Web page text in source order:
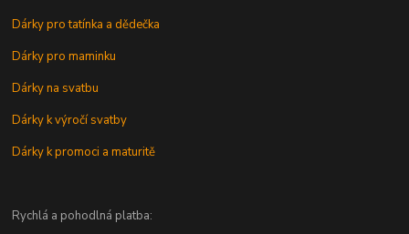
Dárky pro tatínka a dědečka
Dárky pro maminku
Dárky na svatbu
Dárky k výročí svatby
Dárky k promoci a maturitě
Rychlá a pohodlná platba: